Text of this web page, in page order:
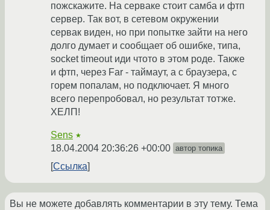
пожскажите. На серваке стоит самба и фтп
сервер. Так вот, в сетевом окружении
сервак виден, но при попытке зайти на него
долго думает и сообщает об ошибке, типа,
socket timeout иди чтото в этом роде. Также
и фтп, через Far - таймаут, а с браузера, с
горем попалам, но подключает. Я много
всего перепробовал, но результат тотже.
ХЕЛП!
Sens ★
18.04.2004 20:36:26 +00:00 автор топика
Ссылка
Вы не можете добавлять комментарии в эту тему. Тема